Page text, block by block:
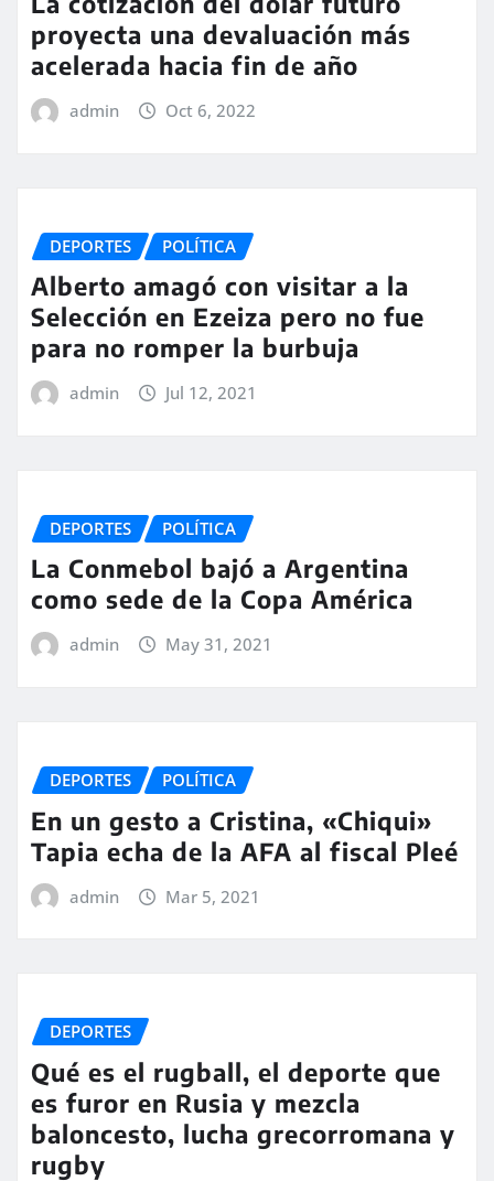
proyecta una devaluación más
acelerada hacia fin de año
admin Oct 6, 2022
DEPORTES POLÍTICA
Alberto amagó con visitar a la
Selección en Ezeiza pero no fue
para no romper la burbuja
admin Jul 12, 2021
DEPORTES POLÍTICA
La Conmebol bajó a Argentina
como sede de la Copa América
admin May 31, 2021
DEPORTES POLÍTICA
En un gesto a Cristina, «Chiqui»
Tapia echa de la AFA al fiscal Pleé
admin Mar 5, 2021
DEPORTES
Qué es el rugball, el deporte que
es furor en Rusia y mezcla
baloncesto, lucha grecorromana y
rugby